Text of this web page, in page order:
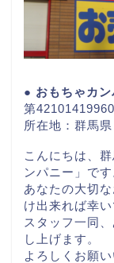
● おもちゃカン
第
所在地：群馬県
こんにちは、
ンパニー」です
あなたの大切
け出来れば幸い
スタッフ一同
し上げます。
よろしくお願い